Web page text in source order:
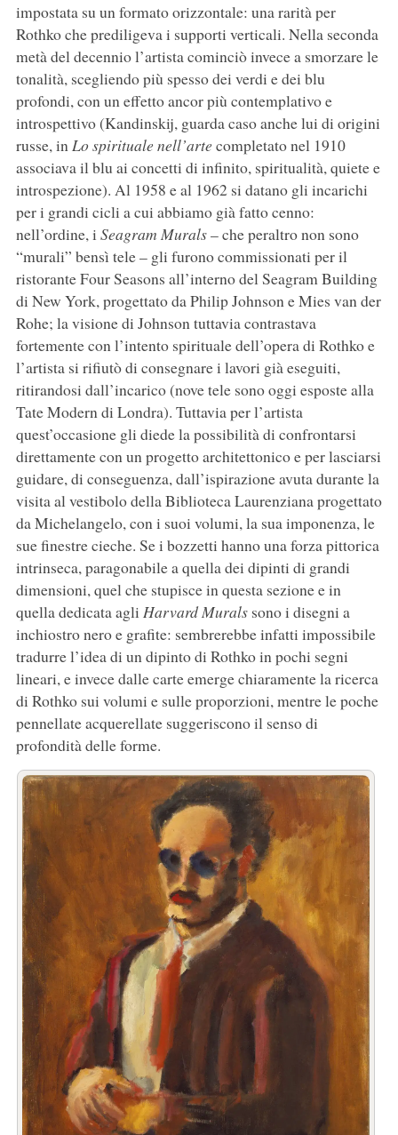
impostata su un formato orizzontale: una rarità per
Rothko che prediligeva i supporti verticali. Nella seconda
metà del decennio l’artista cominciò invece a smorzare le
tonalità, scegliendo più spesso dei verdi e dei blu
profondi, con un effetto ancor più contemplativo e
introspettivo (Kandinskij, guarda caso anche lui di origini
russe, inLo spirituale nell’artecompletato nel 1910
associava il blu ai concetti di infinito, spiritualità, quiete e
introspezione). Al 1958 e al 1962 si datano gli incarichi
per i grandi cicli a cui abbiamo già fatto cenno:
nell’ordine, i Seagram Murals– che peraltro non sono
“murali” bensì tele – gli furono commissionati per il
ristorante Four Seasons all’interno del Seagram Building
di New York, progettato da Philip Johnson e Mies van der
Rohe; la visione di Johnson tuttavia contrastava
fortemente con l’intento spirituale dell’opera di Rothko e
l’artista si rifiutò di consegnare i lavori già eseguiti,
ritirandosi dall’incarico (nove tele sono oggi esposte alla
Tate Modern di Londra). Tuttavia per l’artista
quest’occasione gli diede la possibilità di confrontarsi
direttamente con un progetto architettonico e per lasciarsi
guidare, di conseguenza, dall’ispirazione avuta durante la
visita al vestibolo della Biblioteca Laurenziana progettato
da Michelangelo, con i suoi volumi, la sua imponenza, le
sue finestre cieche. Se i bozzetti hanno una forza pittorica
intrinseca, paragonabile a quella dei dipinti di grandi
dimensioni, quel che stupisce in questa sezione e in
quella dedicata agli Harvard Muralssono i disegni a
inchiostro nero e grafite: sembrerebbe infatti impossibile
tradurre l’idea di un dipinto di Rothko in pochi segni
lineari, e invece dalle carte emerge chiaramente la ricerca
di Rothko sui volumi e sulle proporzioni, mentre le poche
pennellate acquerellate suggeriscono il senso di
profondità delle forme.